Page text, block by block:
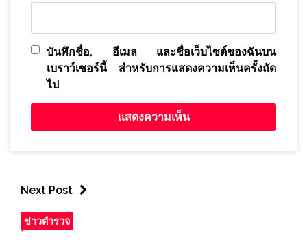
บันทึกชื่อ, อีเมล และชื่อเว็บไซต์ของฉันบน
เบราว์เซอร์นี้ สำหรับการแสดงความเห็นครั้งถัด
ไป
Next Post
ข่าวตำรวจ